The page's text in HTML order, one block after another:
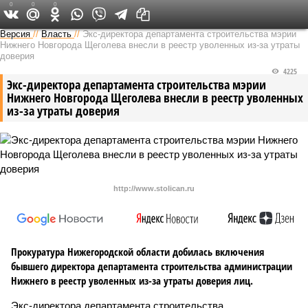
Версия в Кирове
Версия //Власть //Экс-директора департамента строительства мэрии
Нижнего Новгорода Щеголева внесли в реестр уволенных из-за утраты
доверия
Экс-директора департамента строительства мэрии
Нижнего Новгорода Щеголева внесли в реестр уволенных
из-за утраты доверия
4225
http://www.stolican.ru
Прокуратура Нижегородской области добилась включения
бывшего директора департамента строительства администрации
Нижнего в реестр уволенных из-за утраты доверия лиц.
Экс-директора департамента строительства
0 0 0